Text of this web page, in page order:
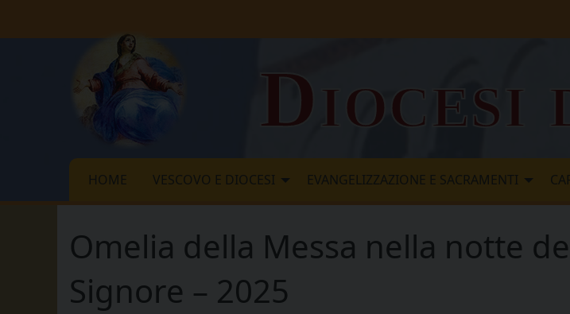
Diocesi
HOME VESCOVO E DIOCESI EVANGELIZZAZIONE E SACRAMENTI
Omelia della Messa nella notte
Signore – 2025